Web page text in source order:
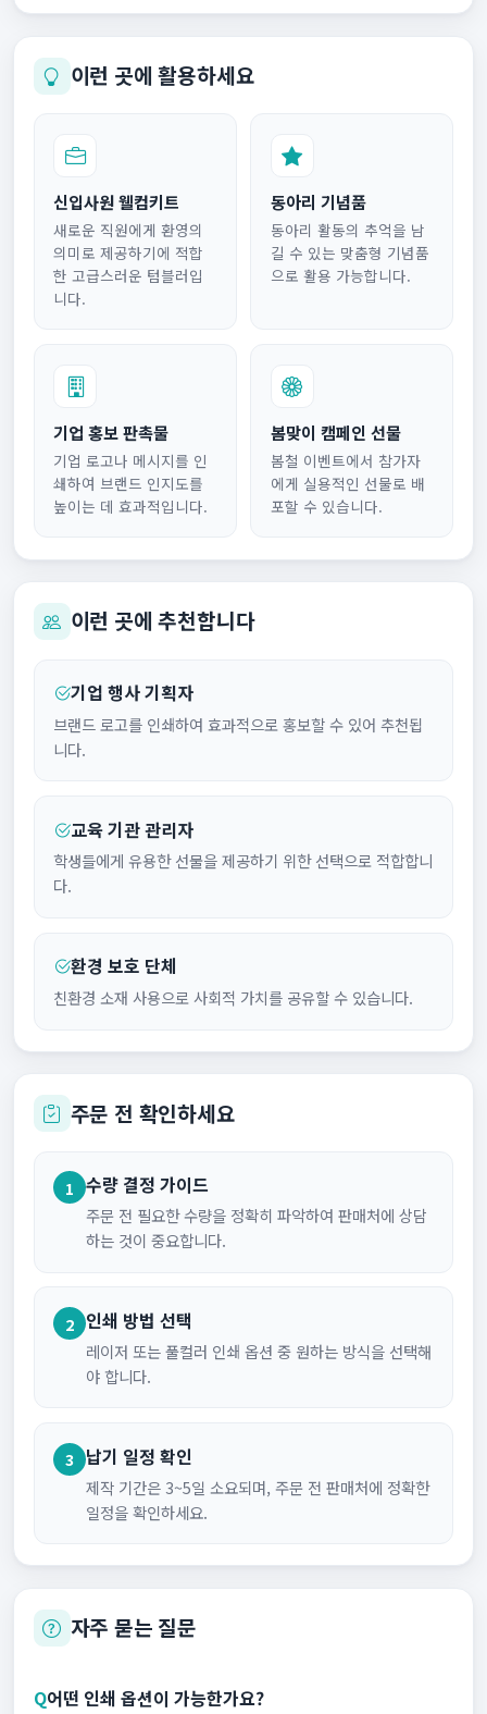
이런 곳에 활용하세요
신입사원 웰컴키트
새로운 직원에게 환영의
의미로 제공하기에 적합
한 고급스러운 텀블러입
니다.
동아리 기념품
동아리 활동의 추억을 남
길 수 있는 맞춤형 기념품
으로 활용 가능합니다.
기업 홍보 판촉물
기업 로고나 메시지를 인
쇄하여 브랜드 인지도를
높이는 데 효과적입니다.
봄맞이 캠페인 선물
봄철 이벤트에서 참가자
에게 실용적인 선물로 배
포할 수 있습니다.
이런 곳에 추천합니다
기업 행사 기획자
브랜드 로고를 인쇄하여 효과적으로 홍보할 수 있어 추천됩
니다.
교육 기관 관리자
학생들에게 유용한 선물을 제공하기 위한 선택으로 적합합니
다.
환경 보호 단체
친환경 소재 사용으로 사회적 가치를 공유할 수 있습니다.
주문 전 확인하세요
1 수량 결정 가이드
주문 전 필요한 수량을 정확히 파악하여 판매처에 상담
하는 것이 중요합니다.
2 인쇄 방법 선택
레이저 또는 풀컬러 인쇄 옵션 중 원하는 방식을 선택해
야 합니다.
3 납기 일정 확인
제작 기간은 3~5일 소요되며, 주문 전 판매처에 정확한
일정을 확인하세요.
자주 묻는 질문
Q어떤 인쇄 옵션이 가능한가요?